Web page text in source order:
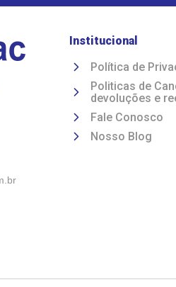
Institucional
Política de
Politicas de
devoluções e
Fale Conosco
Nosso Blog